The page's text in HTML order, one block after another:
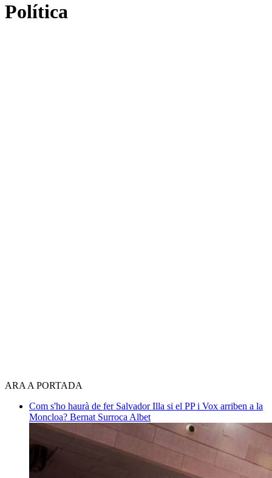
Política
ARA A PORTADA
Com s'ho haurà de fer Salvador Illa si el PP i Vox arriben a la
Moncloa? Bernat Surroca Albet